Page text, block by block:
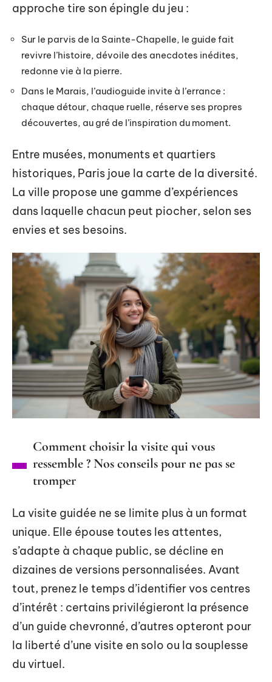
approche tire son épingle du jeu :
Sur le parvis de la Sainte-Chapelle, le guide fait
revivre l’histoire, dévoile des anecdotes inédites,
redonne vie à la pierre.
Dans le Marais, l’audioguide invite à l’errance :
chaque détour, chaque ruelle, réserve ses propres
découvertes, au gré de l’inspiration du moment.
Entre musées, monuments et quartiers
historiques, Paris joue la carte de la diversité.
La ville propose une gamme d’expériences
dans laquelle chacun peut piocher, selon ses
envies et ses besoins.
Comment choisir la visite qui vous
ressemble ? Nos conseils pour ne pas se
tromper
La visite guidée ne se limite plus à un format
unique. Elle épouse toutes les attentes,
s’adapte à chaque public, se décline en
dizaines de versions personnalisées. Avant
tout, prenez le temps d’identifier vos centres
d’intérêt : certains privilégieront la présence
d’un guide chevronné, d’autres opteront pour
la liberté d’une visite en solo ou la souplesse
du virtuel.